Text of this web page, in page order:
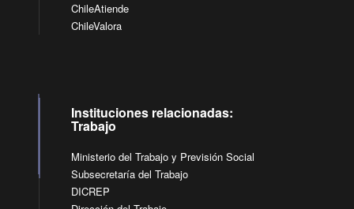
ChileAtiende
ChileValora
Instituciones relacionadas:
Trabajo
Ministerio del Trabajo y Previsión Social
Subsecretaría del Trabajo
DICREP